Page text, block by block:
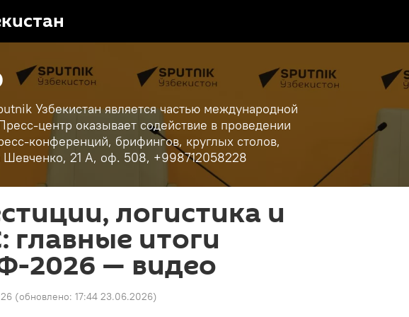
Узбекистан является частью международной
центр оказывает содействие в проведении
конференций, брифингов, круглых столов,
Шевченко, 21 А, оф. 508, +998712058228
логистика и
главные итоги
2026 — видео
(обновлено: 17:44 23.06.2026)